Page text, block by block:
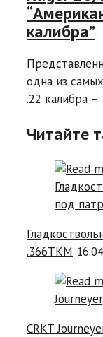
калибра”
одна из
.22 калибра –
Читайте
.366ТКМ
CRKT